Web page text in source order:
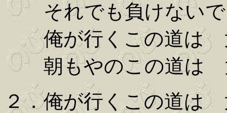
それでも負けないで
俺が行くこの道は
朝もやのこの道は
２．俺が行くこの道は